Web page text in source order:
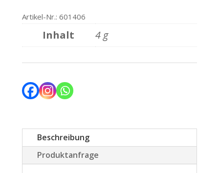
powdery
peach
Menge
Artikel-Nr.: 601406
Inhalt 4 g
Beschreibung
Produktanfrage